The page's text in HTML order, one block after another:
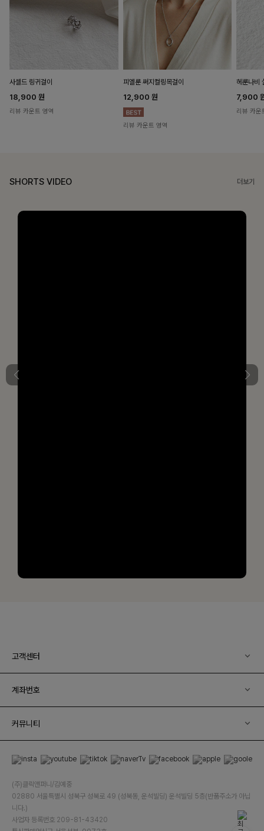
사셀드 링귀걸이
18,900 원
리뷰 카운트 영역
피엘룬 써지컬링목걸이
12,900 원
리뷰 카운트 영역
헤룬나비
7,900
리뷰 카운
SHORTS VIDEO 더보기
고객센터
계좌번호
커뮤니티
(주)클릭앤퍼니/김예중
02880 서울특별시 성북구 성북로 49 (성북동, 운석빌딩) 운석빌딩 5층(반품주소가 아닙
니다.)
사업자 등록번호 209-81-43420